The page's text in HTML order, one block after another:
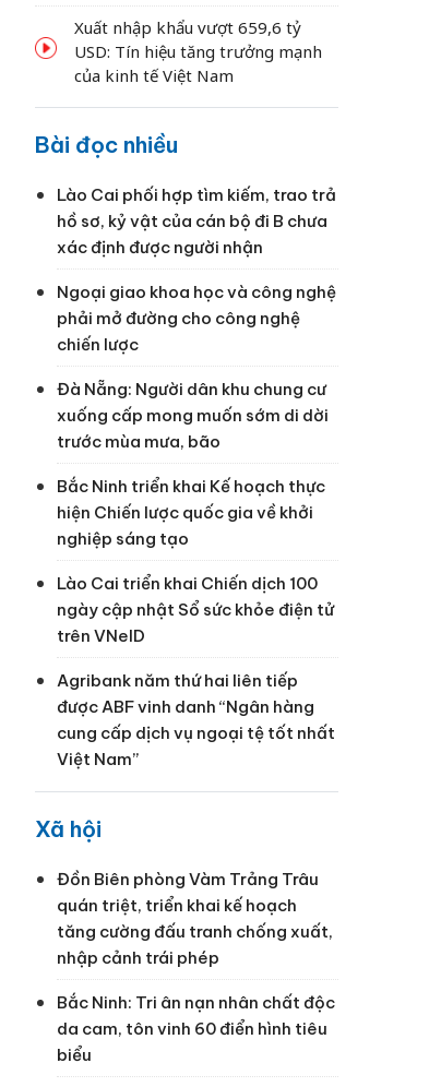
Xuất nhập khẩu vượt 659,6 tỷ
USD: Tín hiệu tăng trưởng mạnh
của kinh tế Việt Nam
Bài đọc nhiều
Lào Cai phối hợp tìm kiếm, trao trả
hồ sơ, kỷ vật của cán bộ đi B chưa
xác định được người nhận
Ngoại giao khoa học và công nghệ
phải mở đường cho công nghệ
chiến lược
Đà Nẵng: Người dân khu chung cư
xuống cấp mong muốn sớm di dời
trước mùa mưa, bão
Bắc Ninh triển khai Kế hoạch thực
hiện Chiến lược quốc gia về khởi
nghiệp sáng tạo
Lào Cai triển khai Chiến dịch 100
ngày cập nhật Sổ sức khỏe điện tử
trên VNeID
Agribank năm thứ hai liên tiếp
được ABF vinh danh “Ngân hàng
cung cấp dịch vụ ngoại tệ tốt nhất
Việt Nam”
Xã hội
Đồn Biên phòng Vàm Trảng Trâu
quán triệt, triển khai kế hoạch
tăng cường đấu tranh chống xuất,
nhập cảnh trái phép
Bắc Ninh: Tri ân nạn nhân chất độc
da cam, tôn vinh 60 điển hình tiêu
biểu